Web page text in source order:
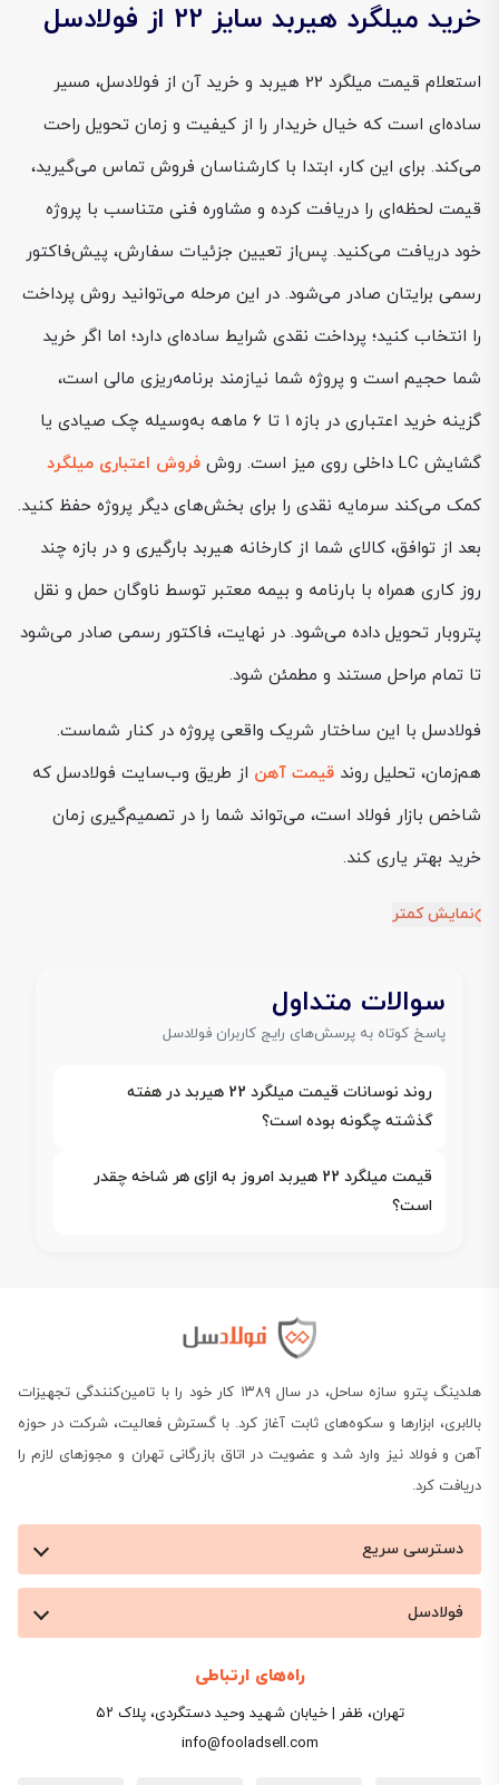
خرید میلگرد هیربد سایز 22 از فولادسل
استعلام قیمت میلگرد 22 هیربد و خرید آن از فولادسل، مسیر
ساده‌ای است که خیال خریدار را از کیفیت و زمان تحویل راحت
می‌کند. برای این کار، ابتدا با کارشناسان فروش تماس می‌گیرید،
قیمت لحظه‌ای را دریافت کرده و مشاوره فنی متناسب با پروژه‌
خود دریافت می‌کنید. پس‌از تعیین جزئیات سفارش، پیش‌فاکتور
رسمی برایتان صادر می‌شود. در این مرحله می‌توانید روش پرداخت
را انتخاب کنید؛ پرداخت نقدی شرایط ساده‌ای دارد؛ اما اگر خرید
شما حجیم است و پروژه‌ شما نیازمند برنامه‌ریزی مالی است،
گزینه خرید اعتباری در بازه ۱ تا ۶ ماهه به‌وسیله چک صیادی یا
گشایش LC داخلی روی میز است. روش
فروش اعتباری میلگرد
کمک می‌کند سرمایه نقدی را برای بخش‌های دیگر پروژه حفظ کنید.
بعد از توافق، کالای شما از کارخانه هیربد بارگیری و در بازه چند
روز کاری همراه با بارنامه و بیمه معتبر توسط ناوگان حمل و نقل
پتروبار تحویل داده می‌شود. در نهایت، فاکتور رسمی صادر می‌شود
تا تمام مراحل مستند و مطمئن شود.
فولادسل با این ساختار شریک واقعی پروژه در کنار شماست.
هم‌زمان، تحلیل روند قیمت آهن از طریق وب‌سایت فولادسل که
شاخص بازار فولاد است، می‌تواند شما را در تصمیم‌گیری زمان
خرید بهتر یاری کند.
نمایش کمتر
سوالات متداول
پاسخ کوتاه به پرسش‌های رایج کاربران فولادسل
روند نوسانات قیمت میلگرد 22 هیربد در هفته
گذشته چگونه بوده است؟
قیمت میلگرد 22 هیربد امروز به ازای هر شاخه چقدر
است؟
هلدینگ پترو سازه ساحل، در سال ۱۳۸۹ کار خود را با تامین‌کنندگی تجهیزات
بالابری، ابزارها و سکوه‌های ثابت آغاز کرد. با گسترش فعالیت، شرکت در حوزه
آهن و فولاد نیز وارد شد و عضویت در اتاق بازرگانی تهران و مجوزهای لازم را
دریافت کرد.
دسترسی سریع
فولادسل
راه‌های ارتباطی
تهران، ظفر | خیابان شهید وحید دستگردی، پلاک ۵۲
info@fooladsell.com